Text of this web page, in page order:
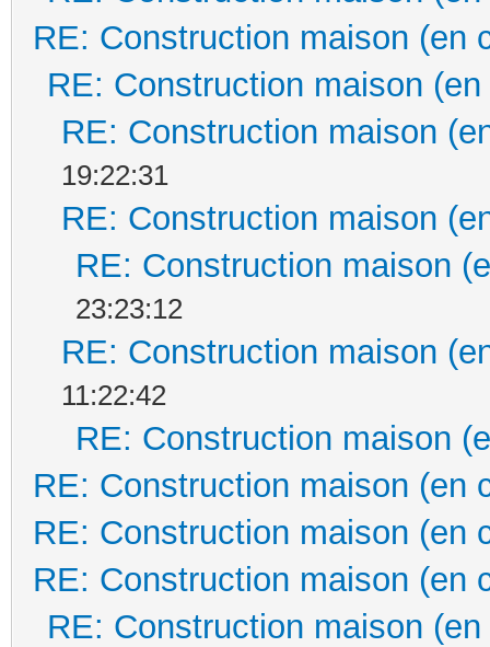
RE: Construction maison (en
RE: Construction maison
RE: Construction maison
19:22:31
RE: Construction maison
RE: Construction maison
23:23:12
RE: Construction maison
11:22:42
RE: Construction maison
RE: Construction maison (en
RE: Construction maison (en
RE: Construction maison (en
RE: Construction maison